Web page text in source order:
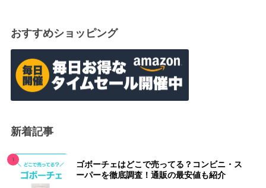
おすすめショッピング
新着記事
ゴボーチェはどこで売ってる？コンビニ・ス
ーパーを徹底調査！通販の最安値も紹介